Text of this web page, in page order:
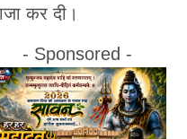
कर दी।
- Sponsored -